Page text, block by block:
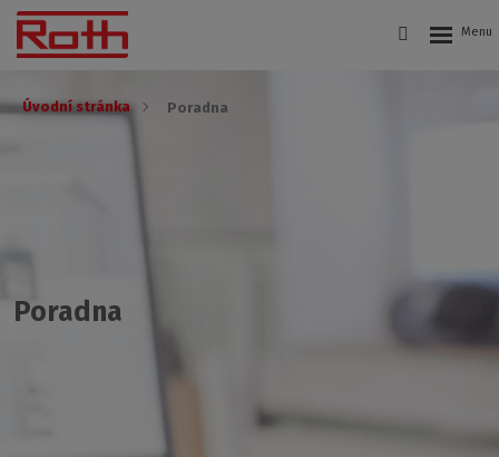
Úvodní stránka Poradna
Poradna